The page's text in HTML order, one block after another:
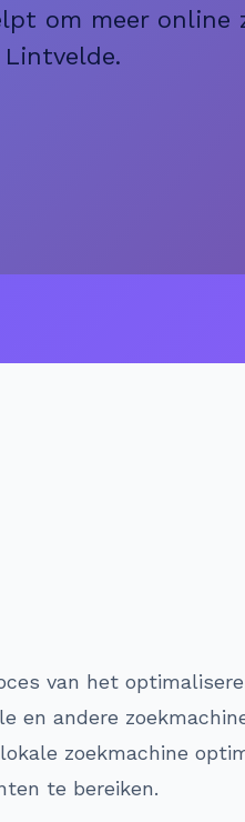
om meer
Lintvelde.
van het
en andere
zoekmachine
te bereiken.